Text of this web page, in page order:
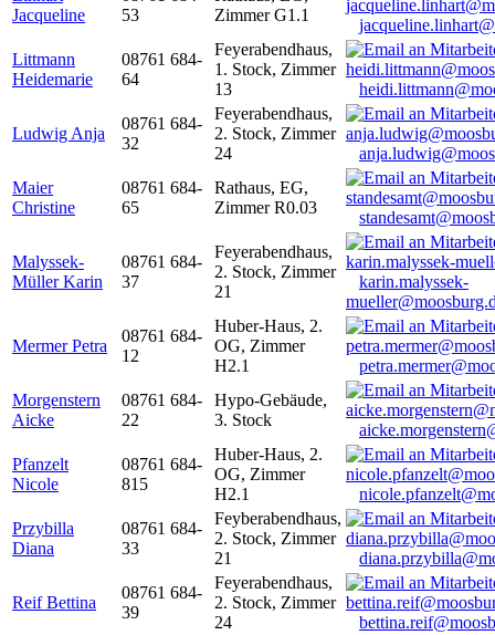
Jacqueline
53
Zimmer G1.1
Littmann
Heidemarie
08761 684-
64
Feyerabendhaus,
1. Stock, Zimmer
13
Ludwig Anja
08761 684-
32
Feyerabendhaus,
2. Stock, Zimmer
24
Maier
Christine
08761 684-
65
Rathaus, EG,
Zimmer R0.03
Malyssek-
Müller Karin
08761 684-
37
Feyerabendhaus,
2. Stock, Zimmer
21
karin.malyssek-
Mermer Petra
08761 684-
12
Huber-Haus, 2.
OG, Zimmer
H2.1
Morgenstern
Aicke
08761 684-
22
Hypo-Gebäude,
3. Stock
Pfanzelt
Nicole
08761 684-
815
Huber-Haus, 2.
OG, Zimmer
H2.1
Przybilla
Diana
08761 684-
33
Feyberabendhaus,
2. Stock, Zimmer
21
Reif Bettina
08761 684-
39
Feyerabendhaus,
2. Stock, Zimmer
24